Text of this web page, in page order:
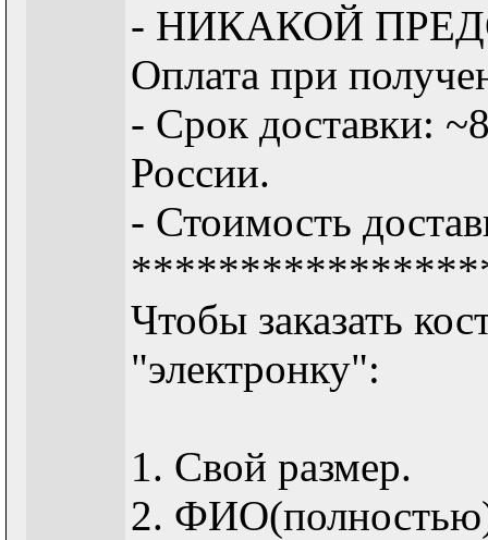
- НИКАКОЙ
Оплата при
- Срок доставки:
России.
- Стоимость
Чтобы заказать
"электронку":
1. Свой размер.
2.